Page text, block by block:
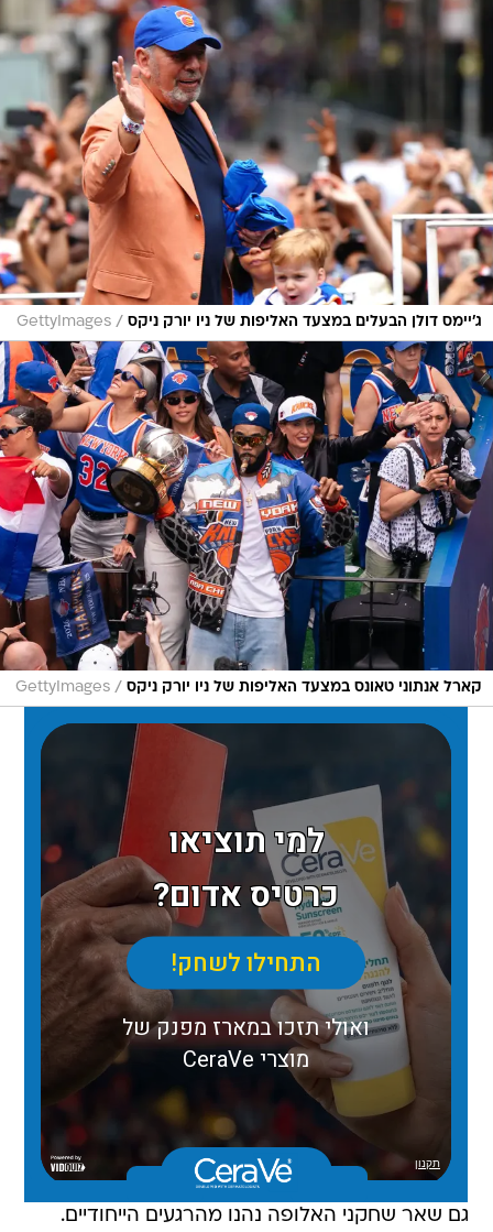
ג'יימס דולן הבעלים במצעד האליפות של ניו יורק ניקס /
GettyImages
קארל אנתוני טאונס במצעד האליפות של ניו יורק ניקס /
GettyImages
גם שאר שחקני האלופה נהנו מהרגעים הייחודיים.